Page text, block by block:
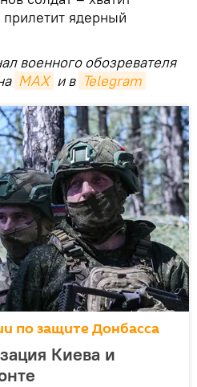
ядерный
военного обозревателя
MAX и в Telegram
по защите Донбасса
Киева и